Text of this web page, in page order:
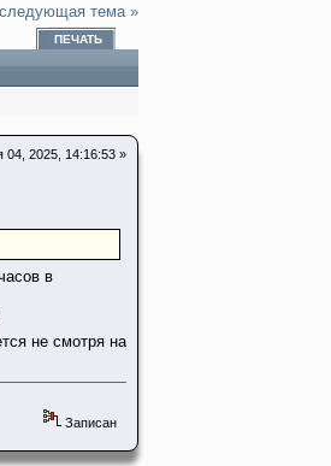
следующая тема »
ПЕЧАТЬ
04, 2025, 14:16:53 »
в
не смотря на
Записан